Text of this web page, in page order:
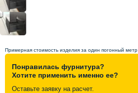
Видеоотзывы
Контакты
Примерная стоимость изделия за один погонный метр
Понравилась фурнитура?
Хотите применить именно ее?
Оставьте заявку на расчет.